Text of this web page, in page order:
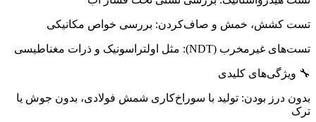
تست کشش، خمش و صاف‌کردن: بررسی خواص مکانیکی
تست‌های غیرمخرب (NDT): مثل اولتراسونیک و ذرات مغناطیسی
🔧 ویژگی‌های کلیدی
بدون درز بودن: تولید با سوراخ‌کاری شمش فولادی، بدون جوش یا
ترک